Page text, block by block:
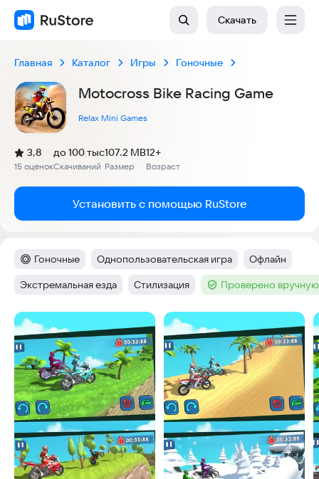
Скачать
Главная Каталог Игры Гоночные
Motocross Bike Racing Game
Relax Mini Games
Рейтинг:
3,8
(
15 оценок
)
Скачиваний
до 100 тыс
Размер
107.2 MB
Возраст
12+
Установить с помощью RuStore
Категория:
Гоночные Тег:
Однопользовательская игра Тег:
Офлайн
Тег:
Экстремальная езда Тег:
Стилизация Тег :Проверено
Скриншоты